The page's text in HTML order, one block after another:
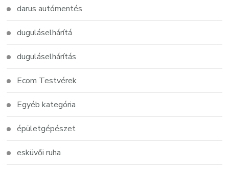
darus autómentés
duguláselhárítá
duguláselhárítás
Ecom Testvérek
Egyéb kategória
épületgépészet
esküvői ruha